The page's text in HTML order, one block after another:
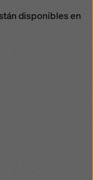
disponibles en